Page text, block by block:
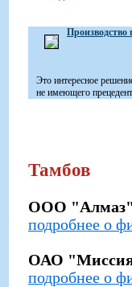
Производство
Это интересное
не имеющего
Тамбов
ООО
подробнее о
ОАО
подробнее о